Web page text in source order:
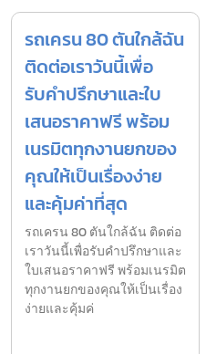
รถเครน 80 ตันใกล้ฉัน
ติดต่อเราวันนี้เพื่อ
รับคำปรึกษาและใบ
เสนอราคาฟรี พร้อม
เนรมิตทุกงานยกของ
คุณให้เป็นเรื่องง่าย
และคุ้มค่าที่สุด
รถเครน 80 ตันใกล้ฉัน ติดต่อ
เราวันนี้เพื่อรับคำปรึกษาและ
ใบเสนอราคาฟรี พร้อมเนรมิต
ทุกงานยกของคุณให้เป็นเรื่อง
ง่ายและคุ้มค่